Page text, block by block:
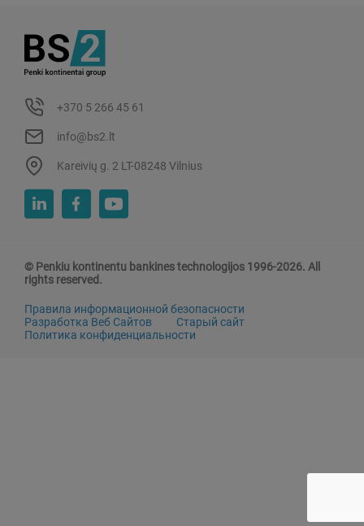
+370 5 266 45 61
info@bs2.lt
Kareivių g. 2 LT-08248 Vilnius
© Penkiu kontinentu bankines technologijos 1996-2026. All
rights reserved.
Правила информационной безопасности
Разработка Веб Сайтов
Старый сайт
Политика конфиденциальности